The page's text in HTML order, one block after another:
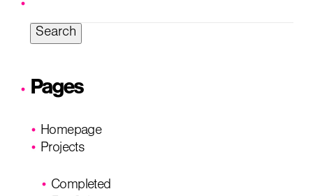
Pages
Homepage
Projects
Completed